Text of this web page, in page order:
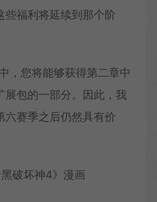
些福利将延续到那个阶
，您将能够获得第二章中
展包的一部分。因此，我
六赛季之后仍然具有价
破坏神4》漫画